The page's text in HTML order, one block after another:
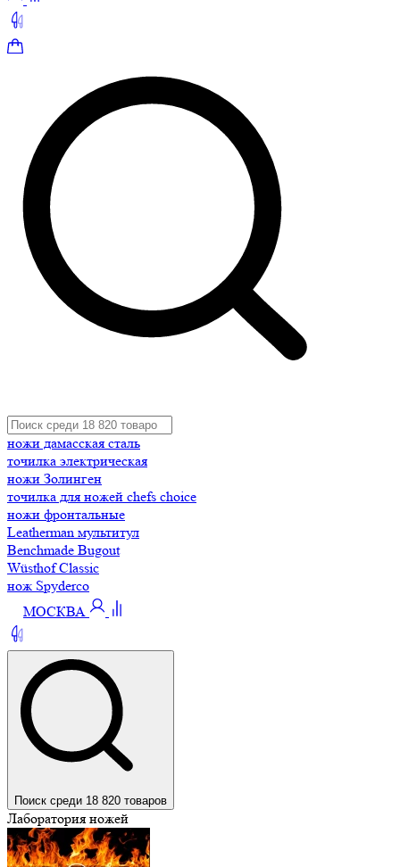
ножи дамасская сталь
точилка электрическая
ножи Золинген
точилка для ножей chefs choice
ножи фронтальные
Leatherman мультитул
Benchmade Bugout
Wüsthof Classic
нож Spyderco
МОСКВА
Поиск среди 18 820 товаров
Лаборатория ножей